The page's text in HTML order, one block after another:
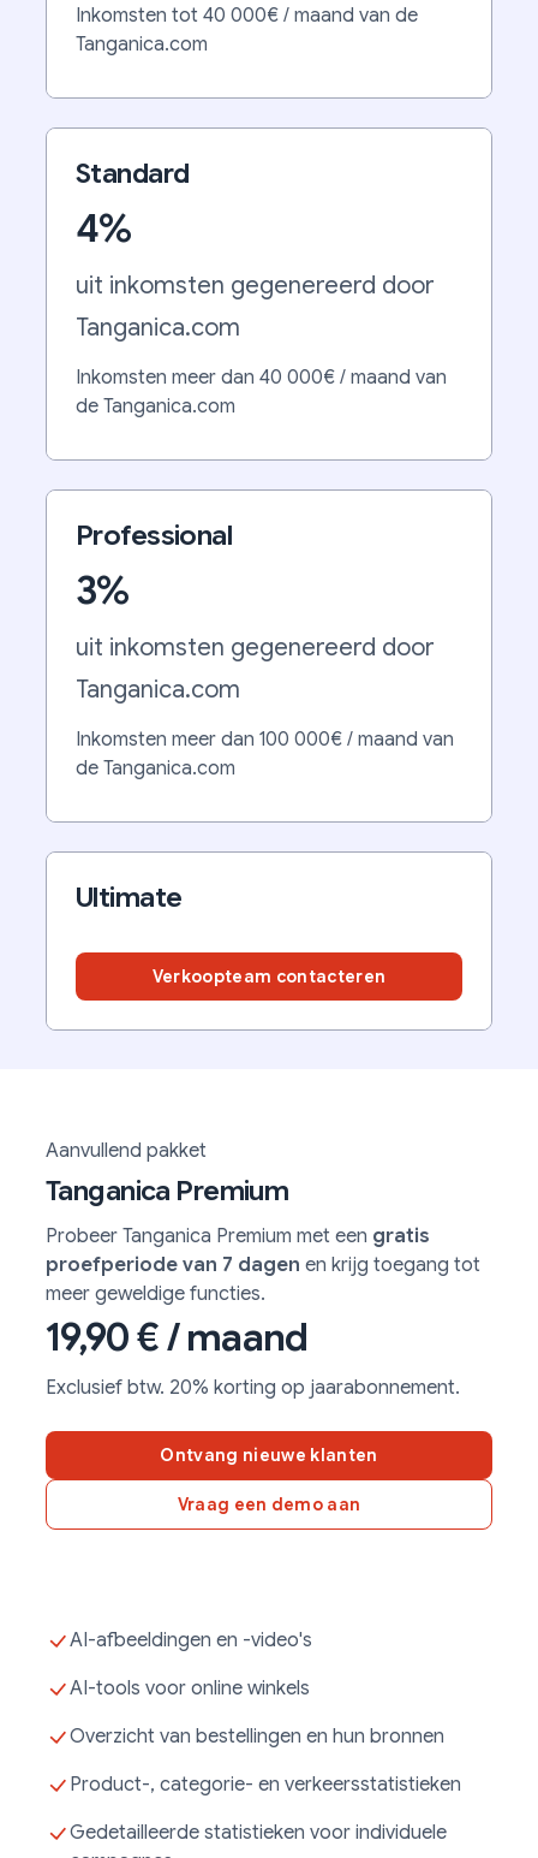
Inkomsten tot 40 000€ / maand van de
Tanganica.com
Standard
4%
uit inkomsten gegenereerd door
Tanganica.com
Inkomsten meer dan 40 000€ / maand van
de Tanganica.com
Professional
3%
uit inkomsten gegenereerd door
Tanganica.com
Inkomsten meer dan 100 000€ / maand van
de Tanganica.com
Ultimate
Verkoopteam contacteren
Aanvullend pakket
Tanganica Premium
Probeer Tanganica Premium met een gratis
proefperiode van 7 dagen en krijg toegang tot
meer geweldige functies.
19,90 € / maand
Exclusief btw. 20% korting op jaarabonnement.
Ontvang nieuwe klanten
Vraag een demo aan
AI-afbeeldingen en -video's
AI-tools voor online winkels
Overzicht van bestellingen en hun bronnen
Product-, categorie- en verkeersstatistieken
Gedetailleerde statistieken voor individuele